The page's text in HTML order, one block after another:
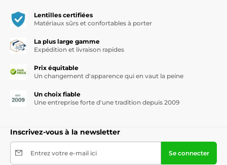
Lentilles certifiées
Matériaux sûrs et confortables à porter
La plus large gamme
Expédition et livraison rapides
Prix équitable
Un changement d'apparence qui en vaut la peine
Un choix fiable
Une entreprise forte d'une tradition depuis 2009
Inscrivez-vous à la newsletter
Entrez votre e-mail ici Se connecter